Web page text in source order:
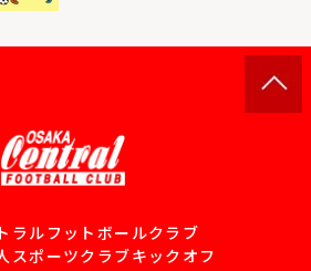
ラルフットボールクラブ
スポーツクラブキックオフ